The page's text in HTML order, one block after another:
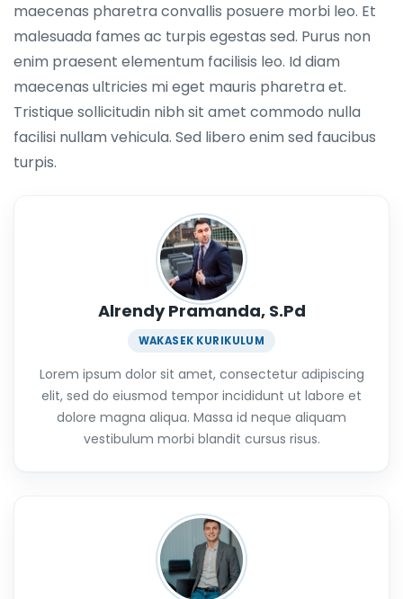
maecenas pharetra convallis posuere morbi leo. Et
malesuada fames ac turpis egestas sed. Purus non
enim praesent elementum facilisis leo. Id diam
maecenas ultricies mi eget mauris pharetra et.
Tristique sollicitudin nibh sit amet commodo nulla
facilisi nullam vehicula. Sed libero enim sed faucibus
turpis.
Alrendy Pramanda, S.Pd
WAKASEK KURIKULUM
Lorem ipsum dolor sit amet, consectetur adipiscing
elit, sed do eiusmod tempor incididunt ut labore et
dolore magna aliqua. Massa id neque aliquam
vestibulum morbi blandit cursus risus.